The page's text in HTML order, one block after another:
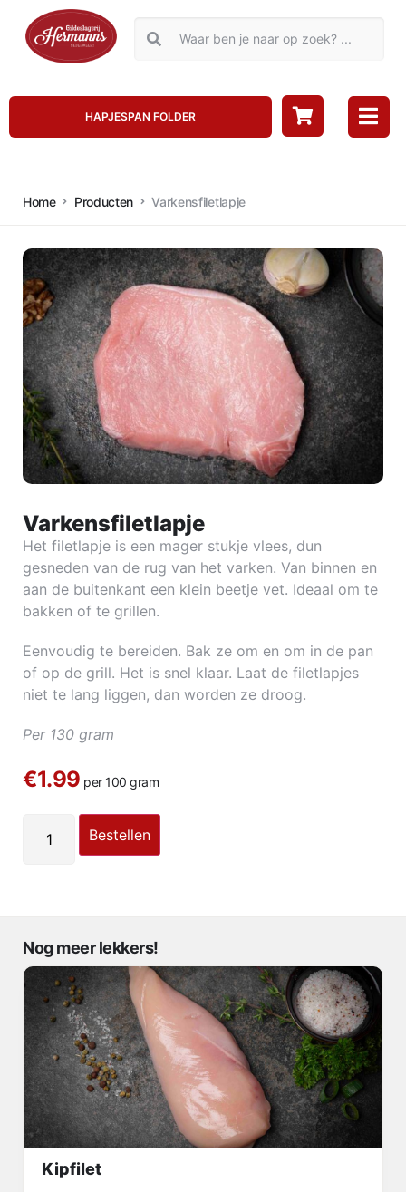
HAPJESPAN FOLDER
Home Producten Varkensfiletlapje
Varkensfiletlapje
Het filetlapje is een mager stukje vlees, dun
gesneden van de rug van het varken. Van binnen en
aan de buitenkant een klein beetje vet. Ideaal om te
bakken of te grillen.
Eenvoudig te bereiden. Bak ze om en om in de pan
of op de grill. Het is snel klaar. Laat de filetlapjes
niet te lang liggen, dan worden ze droog.
Per 130 gram
€1.99 per 100 gram
Bestellen
Nog meer lekkers!
Kipfilet